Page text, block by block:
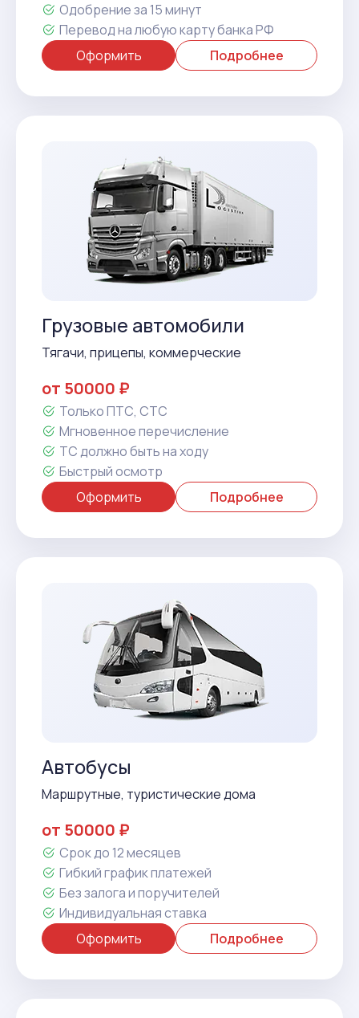
Одобрение за 15 минут
Перевод на любую карту банка РФ
Оформить
Подробнее
Грузовые автомобили
Тягачи, прицепы, коммерческие
от 50000 ₽
Только ПТС, СТС
Мгновенное перечисление
ТС должно быть на ходу
Быстрый осмотр
Оформить
Подробнее
Автобусы
Маршрутные, туристические дома
от 50000 ₽
Срок до 12 месяцев
Гибкий график платежей
Без залога и поручителей
Индивидуальная ставка
Оформить
Подробнее